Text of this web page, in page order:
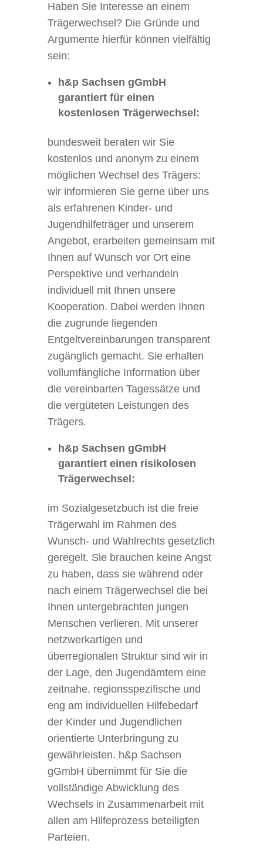
Haben Sie Interesse an einem
Trägerwechsel? Die Gründe und
Argumente hierfür können vielfältig
sein:
h&p Sachsen gGmbH
garantiert für einen
kostenlosen Trägerwechsel:
bundesweit beraten wir Sie
kostenlos und anonym zu einem
möglichen Wechsel des Trägers:
wir informieren Sie gerne über uns
als erfahrenen Kinder- und
Jugendhilfeträger und unserem
Angebot, erarbeiten gemeinsam mit
Ihnen auf Wunsch vor Ort eine
Perspektive und verhandeln
individuell mit Ihnen unsere
Kooperation. Dabei werden Ihnen
die zugrunde liegenden
Entgeltvereinbarungen transparent
zugänglich gemacht. Sie erhalten
vollumfängliche Information über
die vereinbarten Tagessätze und
die vergüteten Leistungen des
Trägers.
h&p Sachsen gGmbH
garantiert einen risikolosen
Trägerwechsel:
im Sozialgesetzbuch ist die freie
Trägerwahl im Rahmen des
Wunsch- und Wahlrechts gesetzlich
geregelt. Sie brauchen keine Angst
zu haben, dass sie während oder
nach einem Trägerwechsel die bei
Ihnen untergebrachten jungen
Menschen verlieren. Mit unserer
netzwerkartigen und
überregionalen Struktur sind wir in
der Lage, den Jugendämtern eine
zeitnahe, regionsspezifische und
eng am individuellen Hilfebedarf
der Kinder und Jugendlichen
orientierte Unterbringung zu
gewährleisten. h&p Sachsen
gGmbH übernimmt für Sie die
vollständige Abwicklung des
Wechsels in Zusammenarbeit mit
allen am Hilfeprozess beteiligten
Parteien.